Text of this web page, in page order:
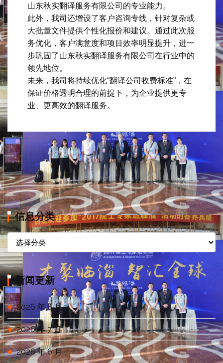
山东秋实翻译服务有限公司的专业能力。
此外，我司还增设了客户咨询专线，针对复杂或
大批量文件提供个性化报价和建议。通过此次服
务优化，客户满意度和项目效率明显提升，进一
步巩固了山东秋实翻译服务有限公司在行业中的
领先地位。
未来，我司将持续优化“翻译公司收费标准”，在
保证价格透明合理的前提下，为企业提供更专
业、更高效的翻译服务。
信息分类
信
息
分
类新闻更新
2026 年 8 月
2026 年 7 月
2026 年 6 月